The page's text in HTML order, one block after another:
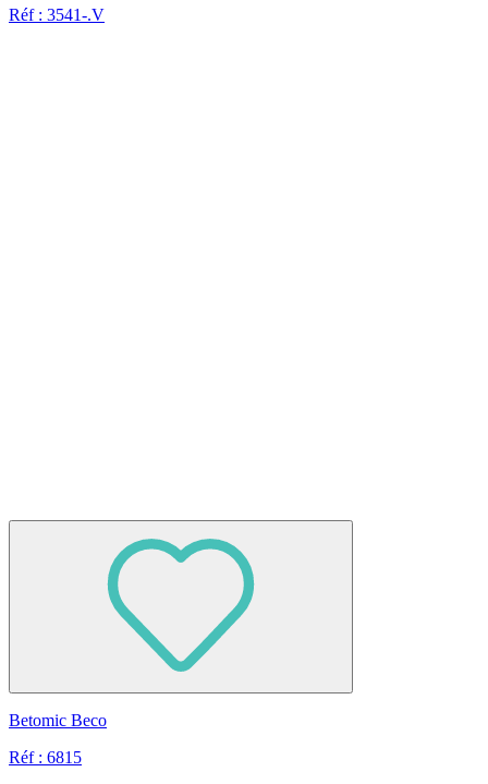
Réf : 3541-.V
Betomic Beco
Réf : 6815